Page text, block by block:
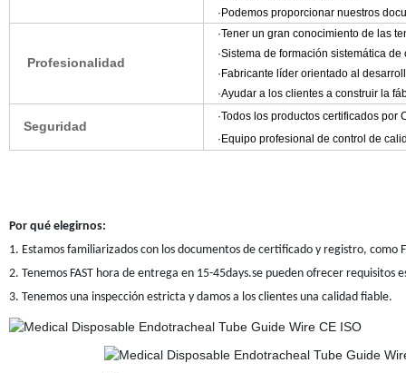
·Podemos proporcionar nuestros
Profesionalidad
·Tener un gran conocimiento de las
·Sistema de formación sistemática
·Fabricante líder orientado al
·Ayudar a los clientes a construir la
Seguridad
·Todos los productos certificados por
·Equipo profesional de control de
Por qué elegirnos:
1. Estamos familiarizados con los documentos de certificado y registro, como
2. Tenemos FAST hora de entrega en 15-45days.se pueden ofrecer requisitos
3. Tenemos una inspección estricta y damos a los clientes una calidad fiable.